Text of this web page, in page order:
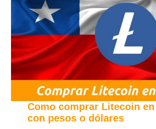
Como comprar Litecoin
con pesos o dólares